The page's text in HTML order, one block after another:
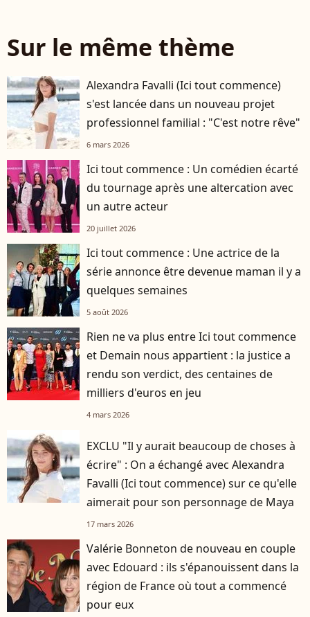
Sur le même thème
Alexandra Favalli (Ici tout commence)
s'est lancée dans un nouveau projet
professionnel familial : "C'est notre rêve"
6 mars 2026
Ici tout commence : Un comédien écarté
du tournage après une altercation avec
un autre acteur
20 juillet 2026
Ici tout commence : Une actrice de la
série annonce être devenue maman il y a
quelques semaines
5 août 2026
Rien ne va plus entre Ici tout commence
et Demain nous appartient : la justice a
rendu son verdict, des centaines de
milliers d'euros en jeu
4 mars 2026
EXCLU "Il y aurait beaucoup de choses à
écrire" : On a échangé avec Alexandra
Favalli (Ici tout commence) sur ce qu'elle
aimerait pour son personnage de Maya
17 mars 2026
Valérie Bonneton de nouveau en couple
avec Edouard : ils s'épanouissent dans la
région de France où tout a commencé
pour eux